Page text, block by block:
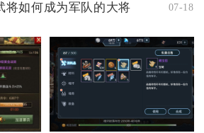
将如何成为军队的大将 07-18